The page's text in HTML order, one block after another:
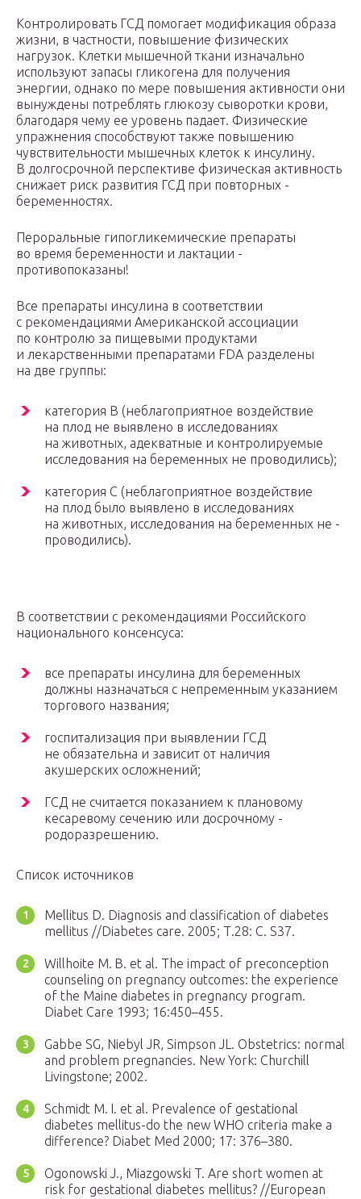
Контролировать ГСД помогает модификация образа
жизни, в частности, повышение физических
нагрузок. Клетки мышечной ткани изначально
используют запасы гликогена для получения
энергии, однако по мере повышения активности они
вынуждены потреблять глюкозу сыворотки крови,
благодаря чему ее уровень падает. Физические
упражнения способствуют также повышению
чувствительности мышечных клеток к инсулину.
В долгосрочной перспективе физическая активность
снижает риск развития ГСД при повторных ­
беременностях.
Пероральные гипогликемические препараты
во время беременности и лактации ­
противопоказаны!
Все препараты инсулина в соответствии
с рекомендациями Американской ассоциации
по контролю за пищевыми продуктами
и лекарственными препаратами FDA разделены
на две ­группы:
категория В (неблагоприятное воздействие
на плод не выявлено в исследованиях
на животных, адекватные и контролируемые
исследования на беременных не ­проводились);
категория С (неблагоприятное воздействие
на плод было выявлено в исследованиях
на животных, исследования на беременных не ­
проводились).
В соответствии с рекомендациями Российского
национального ­консенсуса:
все препараты инсулина для беременных
должны назначаться с непременным указанием
торгового ­названия;
госпитализация при выявлении ГСД
не обязательна и зависит от наличия
акушерских ­осложнений;
ГСД не считается показанием к плановому
кесаревому сечению или досрочному ­
родоразрешению.
Список источников
Mellitus D. Diagnosis and classification of diabetes
mellitus //Diabetes care. 2005; Т.28: С. S37.
Willhoite M. B. et al. The impact of preconception
counseling on pregnancy outcomes: the experience
of the Maine diabetes in pregnancy program.
Diabet Care 1993; 16:450–455.
Gabbe SG, Niebyl JR, Simpson JL. Obstetrics: normal
and problem pregnancies. New York: Churchill
Livingstone; 2002.
Schmidt M. I. et al. Prevalence of gestational
diabetes mellitus-do the new WHO criteria make a
difference? Diabet Med 2000; 17: 376–380.
Ogonowski J., Miazgowski T. Are short women at
risk for gestational diabetes mellitus? //European